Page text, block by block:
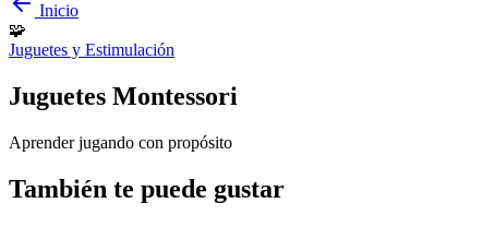
Inicio
🧩
Juguetes y Estimulación
Juguetes Montessori
Aprender jugando con propósito
También te puede gustar